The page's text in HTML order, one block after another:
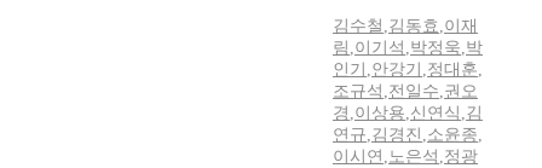
김수철 ,김동효 ,이재
림 ,이기석 ,박정욱,박
인기 ,안강기 ,정대훈,
조규석 ,전일수,권오
경 ,이상용,신연식 ,김
연규,김경진 ,소윤종,
이시연 ,노은석 ,정광